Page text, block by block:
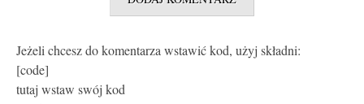
Jeżeli chcesz do komentarza wstawić kod, użyj składni:
[code]
tutaj wstaw swój kod